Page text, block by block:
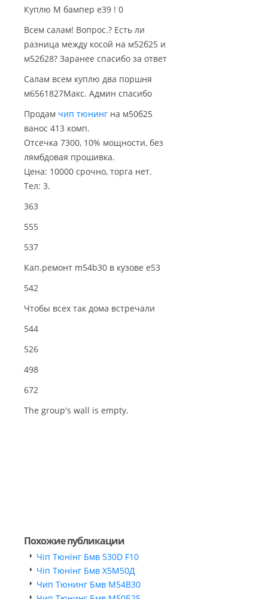
Куплю М бампер е39 ! 0
Всем салам! Вопрос.? Есть ли
разница между косой на м52б25 и
м52б28? Заранее спасибо за ответ
Салам всем куплю два поршня
м6561827Макс. Админ спасибо
Продам чип тюнинг на м50б25
ванос 413 комп.
Отсечка 7300, 10% мощности, без
лямбдовая прошивка.
Цена: 10000 срочно, торга нет.
Тел: 3.
363
555
537
Кап.ремонт m54b30 в кузове е53
542
Чтобы всех так дома встречали
544
526
498
672
The group's wall is empty.
Похожие публикации
Чіп Тюнінг Бмв 530D F10
Чіп Тюнінг Бмв Х5М50Д
Чип Тюнинг Бмв М54В30